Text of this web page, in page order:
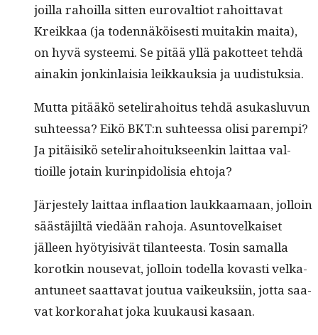
joil­la rahoil­la sit­ten euroval­tiot rahoit­ta­vat
Kreikkaa (ja toden­näköis­es­ti muitakin mai­ta),
on hyvä sys­tee­mi. Se pitää yllä pakot­teet tehdä
ainakin jonkin­laisia leikkauk­sia ja uudistuksia.
Mut­ta pitääkö setelira­hoi­tus tehdä asukaslu­vun
suh­teessa? Eikö BKT:n suh­teessa olisi parem­pi?
Ja pitäisikö setelira­hoituk­seenkin lait­taa val­
tioille jotain kur­in­pidolisia ehtoja?
Jär­jeste­ly lait­taa inflaa­tion laukkaa­maan, jol­loin
säästäjiltä viedään raho­ja. Asun­tovelkaiset
jälleen hyö­ty­i­sivät tilanteesta. Tosin samal­la
korotkin nou­se­vat, jol­loin todel­la kovasti velka­
an­tuneet saat­ta­vat joutua vaikeuk­si­in, jot­ta saa­
vat korko­ra­hat joka kuukausi kasaan.